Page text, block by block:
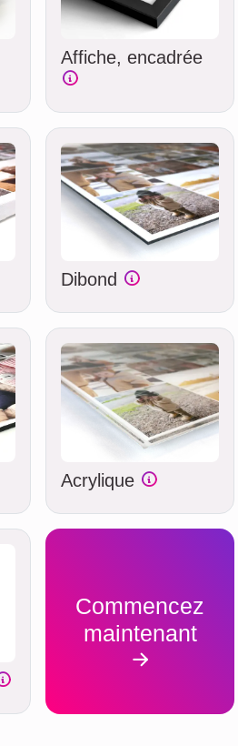
Affiche, encadrée
Dibond
Acrylique
Commencez
maintenant